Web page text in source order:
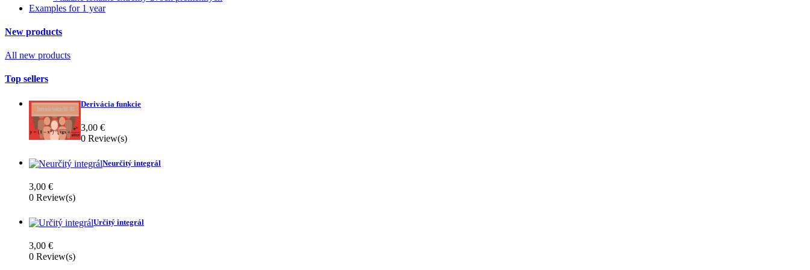
Examples for 1 year
New products
All new products
Top sellers
Derivácia funkcie
3,00 €
0 Review(s)
Neurčitý integrál
3,00 €
0 Review(s)
Určitý integrál
3,00 €
0 Review(s)